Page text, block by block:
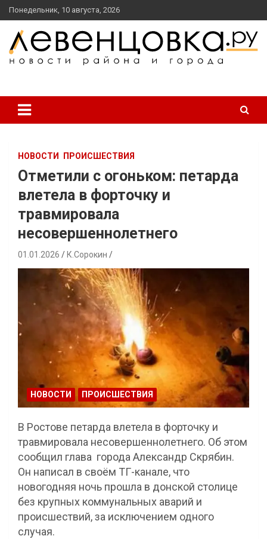
перейти
к
содержанию
Понедельник, 10 августа, 2026
НОВОСТИ ПРОИСШЕСТВИЯ
Отметили с огоньком: петарда
влетела в форточку и
травмировала
несовершеннолетнего
01.01.2026 К.Сорокин
НОВОСТИ ПРОИСШЕСТВИЯ
В Ростове петарда влетела в форточку и
травмировала несовершеннолетнего. Об этом
сообщил глава города Александр Скрябин.
Он написал в своём ТГ-канале, что
новогодняя ночь прошла в донской столице
без крупных коммунальных аварий и
происшествий, за исключением одного
случая.